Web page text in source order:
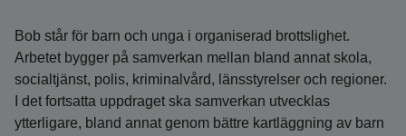
Bob står för barn och unga i organiserad brottslighet.
Arbetet bygger på samverkan mellan bland annat skola,
socialtjänst, polis, kriminalvård, länsstyrelser och regioner.
I det fortsatta uppdraget ska samverkan utvecklas
ytterligare, bland annat genom bättre kartläggning av barn